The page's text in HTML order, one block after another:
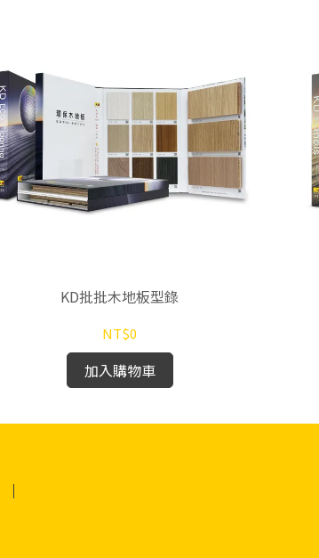
KD批批木地板型錄
NT$0
加入購物車